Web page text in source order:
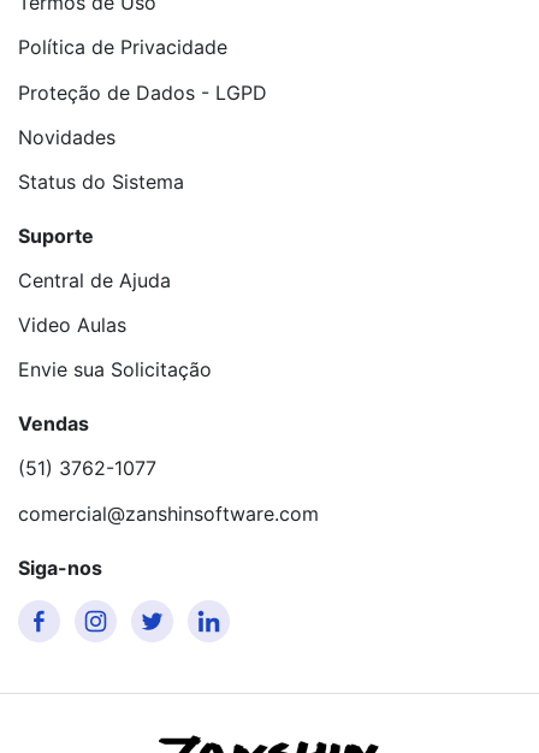
Política de Privacidade
Proteção de Dados - LGPD
Novidades
Status do Sistema
Suporte
Central de Ajuda
Video Aulas
Envie sua Solicitação
Vendas
(51) 3762-1077
comercial@zanshinsoftware.com
Siga-nos